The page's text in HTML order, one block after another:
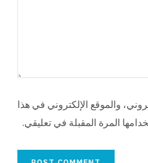
والموقع الإلكتروني في هذا
المرة المقبلة في تعليقي.